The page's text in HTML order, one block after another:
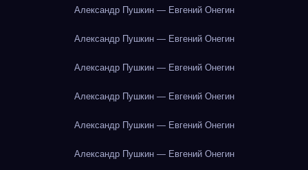
Александр Пушкин — Евгений Онегин
Александр Пушкин — Евгений Онегин
Александр Пушкин — Евгений Онегин
Александр Пушкин — Евгений Онегин
Александр Пушкин — Евгений Онегин
Александр Пушкин — Евгений Онегин